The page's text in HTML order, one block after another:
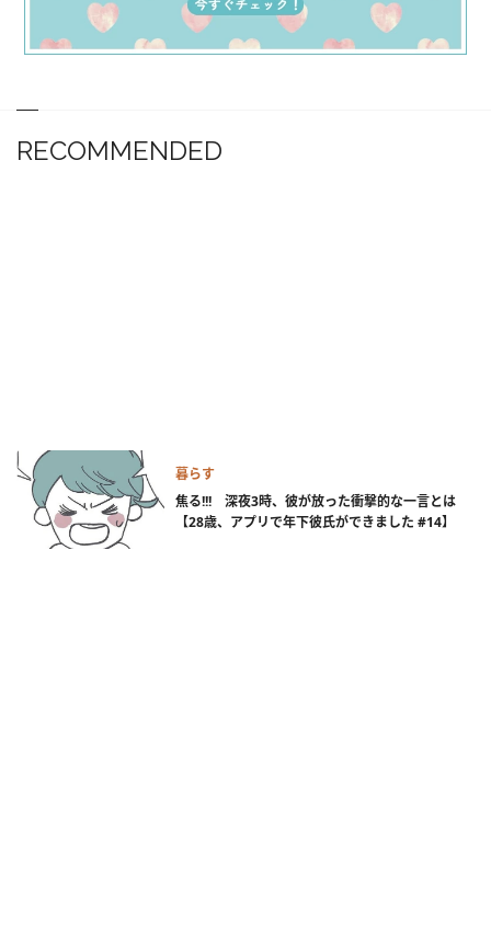
RECOMMENDED
暮らす
焦る!!! 深夜3時、彼が放った衝撃的な一言とは
【28歳、アプリで年下彼氏ができました #14】